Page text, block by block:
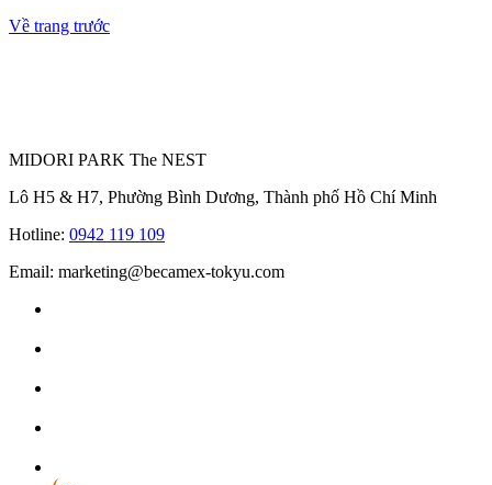
Về trang trước
MIDORI PARK The NEST
Lô H5 & H7, Phường Bình Dương, Thành phố Hồ Chí Minh
Hotline: 0942 119 109
Email: marketing@becamex-tokyu.com